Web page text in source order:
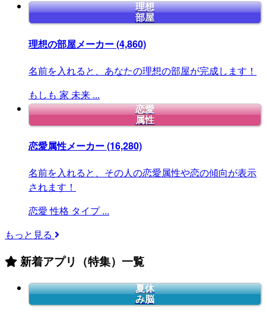
理想
部屋
理想の部屋メーカー(4,860)
名前を入れると、あなたの理想の部屋が完成します！
もしも 家 未来 ...
恋愛
属性
恋愛属性メーカー(16,280)
名前を入れると、その人の恋愛属性や恋の傾向が表示
されます！
恋愛 性格 タイプ ...
もっと見る
新着アプリ（特集）一覧
夏休
み脳